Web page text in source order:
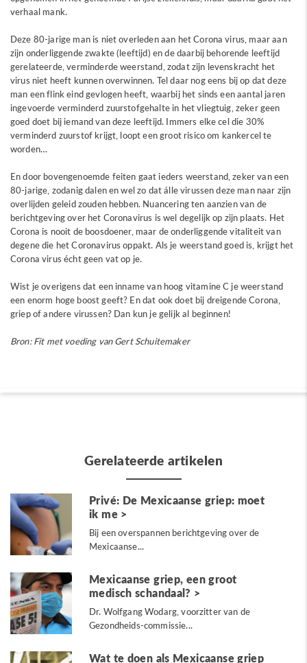
verhaal mank.
Deze 80-jarige man is niet overleden aan het Corona virus, maar aan
zijn onderliggende zwakte (leeftijd) en de daarbij behorende leeftijd
gerelateerde, verminderde weerstand, zodat zijn levenskracht het
virus niet heeft kunnen overwinnen. Tel daar nog eens bij op dat deze
man een flink eind gevlogen heeft, waarbij het sinds een aantal jaren
ingevoerde verminderd zuurstofgehalte in het vliegtuig, zeker geen
goed doet bij iemand van deze leeftijd. Immers elke cel die 30%
verminderd zuurstof krijgt, loopt een groot risico om kankercel te
worden…
En door bovengenoemde feiten gaat ieders weerstand, zeker van een
80-jarige, zodanig dalen en wel zo dat álle virussen deze man naar zijn
overlijden geleid zouden hebben. Nuancering ten aanzien van de
berichtgeving over het Coronavirus is wel degelijk op zijn plaats. Het
Corona is nooit de boosdoener, maar de onderliggende vitaliteit van
degene die het Coronavirus oppakt. Als je weerstand goed is, krijgt het
Corona virus écht geen vat op je.
Wist je overigens dat een inname van hoog vitamine C je weerstand
een enorm hoge boost geeft? En dat ook doet bij dreigende Corona,
griep of andere virussen? Dan kun je gelijk al beginnen!
Bron: Fit met voeding van Gert Schuitemaker
Gerelateerde artikelen
Privé: De Mexicaanse griep: moet
ik me
Bij een overspannen berichtgeving over de
Mexicaanse...
Mexicaanse griep, een groot
medisch schandaal?
Dr. Wolfgang Wodarg, voorzitter van de
Gezondheids-commissie...
Wat te doen als Mexicaanse griep